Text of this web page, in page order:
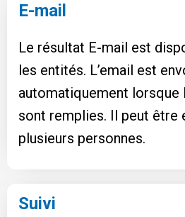
E-mail
Le résultat E-mail est
les entités. L’email est
automatiquement lorsque
sont remplies. Il peut être
plusieurs personnes.
Suivi